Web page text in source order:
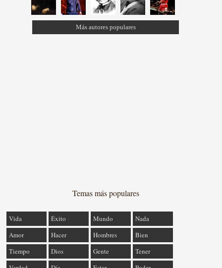
Más autores populares
Temas más populares
Vida Éxito Mundo
Nada
Amor
Hacer Hombres
Bien
Tiempo
Dios Gente
Tener